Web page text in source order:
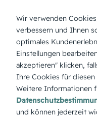
ÜBERBLICK:
Produktbeschreibung
Ein stiller Holzsteg ins
vermittelt Geborgenheit
betont die Tiefe und
im Designer einfach
Wir verwenden
verbessern und Ihnen
optimales
Einstellungen
akzeptieren" klicken,
Ihre Cookies für
Weitere Informationen
und können jederzeit